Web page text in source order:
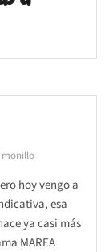
monillo
hoy vengo a
esa
ya casi más
MAREA